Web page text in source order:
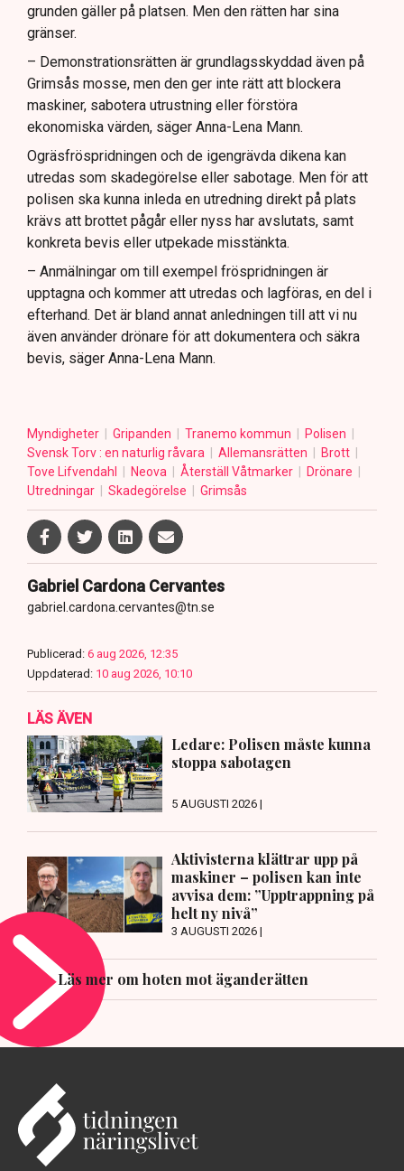
grunden gäller på platsen. Men den rätten har sina
gränser.
– Demonstrationsrätten är grundlagsskyddad även på
Grimsås mosse, men den ger inte rätt att blockera
maskiner, sabotera utrustning eller förstöra
ekonomiska värden, säger Anna-Lena Mann.
Ogräsfröspridningen och de igengrävda dikena kan
utredas som skadegörelse eller sabotage. Men för att
polisen ska kunna inleda en utredning direkt på plats
krävs att brottet pågår eller nyss har avslutats, samt
konkreta bevis eller utpekade misstänkta.
– Anmälningar om till exempel fröspridningen är
upptagna och kommer att utredas och lagföras, en del i
efterhand. Det är bland annat anledningen till att vi nu
även använder drönare för att dokumentera och säkra
bevis, säger Anna-Lena Mann.
Myndigheter Gripanden Tranemo kommun
Polisen
Svensk Torv : en naturlig råvara
Allemansrätten
Brott
Tove Lifvendahl
Neova Återställ Våtmarker
Drönare
Utredningar
Skadegörelse Grimsås
Gabriel Cardona Cervantes
gabriel.cardona.cervantes@tn.se
Publicerad: 6 aug 2026, 12:35
Uppdaterad: 10 aug 2026, 10:10
LÄS ÄVEN
Ledare: Polisen måste kunna
stoppa sabotagen
5 AUGUSTI 2026 |
Aktivisterna klättrar upp på
maskiner – polisen kan inte
avvisa dem: ”Upptrappning på
helt ny nivå”
3 AUGUSTI 2026 |
Läs mer om hoten mot äganderätten